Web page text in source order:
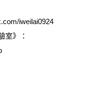
iweilai0924
》：